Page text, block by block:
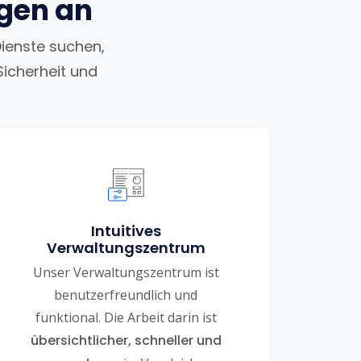
an
suchen,
und
Intuitives
Verwaltungszentrum
Unser Verwaltungszentrum ist
benutzerfreundlich und
funktional. Die Arbeit darin ist
übersichtlicher, schneller und